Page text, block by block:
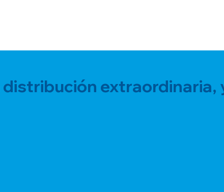
extraordinaria,